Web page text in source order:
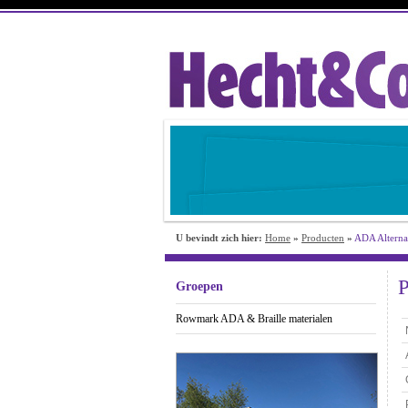
U bevindt zich hier: Home » Producten » ADA
Groepen
Rowmark ADA & Braille materialen